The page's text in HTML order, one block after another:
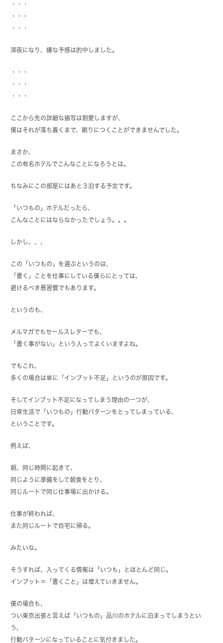
・・・
・・・
・・・
深夜になり、嫌な予感は的中しました。
・・・
・・・
・・・
ここから先の詳細な描写は割愛しますが、
僕はそれが落ち着くまで、眠りにつくことができませんでした。
まさか、
この有名ホテルでこんなことになろうとは。
ちなみにこの部屋にはあと３泊する予定です。
「いつもの」ホテルだったら、
こんなことにはならなかったでしょう。。。
しかし、、、
この「いつもの」を選ぶというのは、
「書く」ことを仕事にしている僕らにとっては、
避けるべき悪習慣でもあります。
というのも、
メルマガでもセールスレターでも、
「書く事がない」という人ってよくいますよね。
でもこれ、
多くの場合は単に「インプット不足」というのが原因です。
そしてインプット不足になってしまう理由の一つが、
日常生活で「いつもの」行動パターンをとってしまっている、
ということです。
例えば、
朝、同じ時間に起きて、
同じように準備をして朝食をとり、
同じルートで同じ仕事場に出かける。
仕事が終われば、
また同じルートで自宅に帰る。
みたいな。
そうすれば、入ってくる情報は「いつも」とほとんど同じ。
インプット＝「書くこと」は増えていきません。
僕の場合も、
つい東京出張と言えば「いつもの」品川のホテルに泊まってしまうとい
う、
行動パターンになっていることに気付きました。